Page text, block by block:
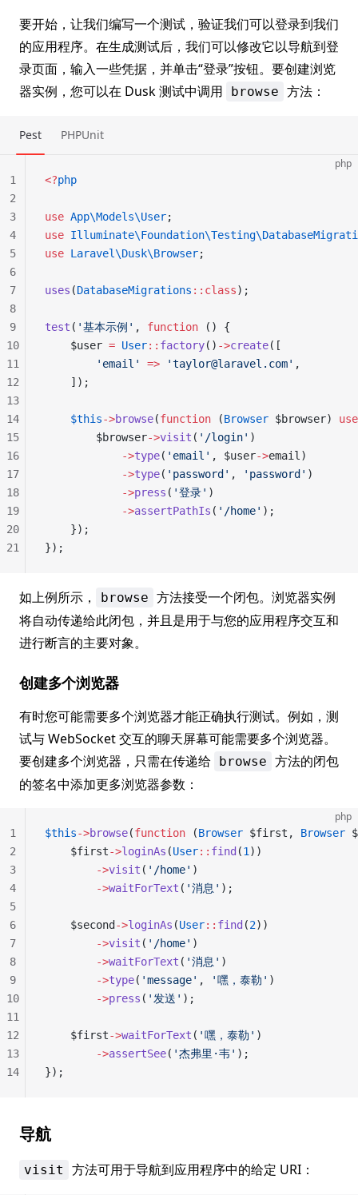
要开始，让我们编写一个测试，验证我们可以登录到我们
的应用程序。在生成测试后，我们可以修改它以导航到登
录页面，输入一些凭据，并单击“登录”按钮。要创建浏览
器实例，您可以在 Dusk 测试中调用
browse 方法：
Pest PHPUnit
php
<?php
use App\Models\User;
use
use Laravel\Dusk\Browser;
uses (DatabaseMigrations ::class);
test ( '基本示例' , function () {
    $user
= User:: factory() ->create([
        'email'
=> 'taylor@laravel.com' ,
    ]);
    $this
->browse(function (Browser $browser) use
        $browser
->visit ( '/login' )
            ->
type( 'email' , $user->email)
            ->
type( 'password' , 'password' )
            ->
press ( '登录' )
            ->
assertPathIs ( '/home' );
    });
});
1
2
3
4
5
6
7
8
9
10
11
12
13
14
15
16
17
18
19
20
21
如上例所示， browse 方法接受一个闭包。浏览器实例
将自动传递给此闭包，并且是用于与您的应用程序交互和
进行断言的主要对象。
创建多个浏览器
有时您可能需要多个浏览器才能正确执行测试。例如，测
试与 WebSocket 交互的聊天屏幕可能需要多个浏览器。
要创建多个浏览器，只需在传递给 browse 方法的闭包
的签名中添加更多浏览器参数：
php
$this->browse(function (Browser $first, Browser
    $first
->loginAs (User:: find (1 ))
        ->
visit ( '/home' )
        ->
waitForText ( '消息' );
    $second
->loginAs (User:: find (2))
        ->
visit ( '/home' )
        ->
waitForText ( '消息' )
        ->
type( 'message' , '嘿，泰勒' )
        ->
press ( '发送' );
    $first
->waitForText ( '嘿，泰勒' )
        ->
assertSee( '杰弗里·韦' );
});
1
2
3
4
5
6
7
8
9
10
11
12
13
14
导航
visit 方法可用于导航到应用程序中的给定 URI：